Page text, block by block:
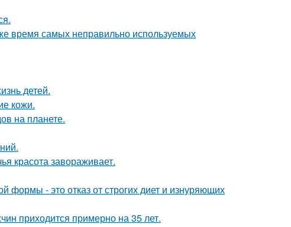
время самых неправильно используемых
детей.
кожи.
на планете.
красота завораживает.
формы - это отказ от строгих диет и изнуряющих
приходится примерно на 35 лет.